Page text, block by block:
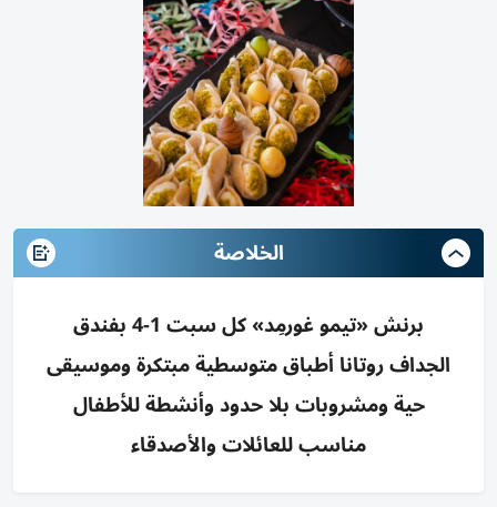
الخلاصة
برنش «تيمو غورمِد» كل سبت 1-4 بفندق
الجداف روتانا أطباق متوسطية مبتكرة وموسيقى
حية ومشروبات بلا حدود وأنشطة للأطفال
مناسب للعائلات والأصدقاء